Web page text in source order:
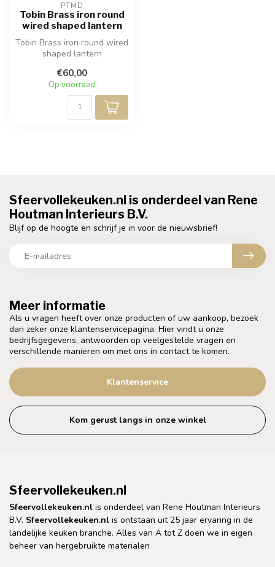
PTMD
Tobin Brass iron round
wired shaped lantern
Tobin Brass iron round wired
shaped lantern
€60,00
Op voorraad
Meer informatie
Als u vragen heeft over onze producten of uw aankoop, bezoek
dan zeker onze klantenservicepagina. Hier vindt u onze
bedrijfsgegevens, antwoorden op veelgestelde vragen en
verschillende manieren om met ons in contact te komen.
Klantenservice
Kom gerust langs in onze winkel
Sfeervollekeuken.nl is onderdeel van Rene
Houtman Interieurs B.V.
Blijf op de hoogte en schrijf je in voor de nieuwsbrief!
Sfeervollekeuken.nl
Sfeervollekeuken.nl is onderdeel van Rene Houtman Interieurs
B.V. Sfeervollekeuken.nl is ontstaan uit 25 jaar ervaring in de
landelijke keuken branche. Alles van A tot Z doen we in eigen
beheer van hergebruikte materialen